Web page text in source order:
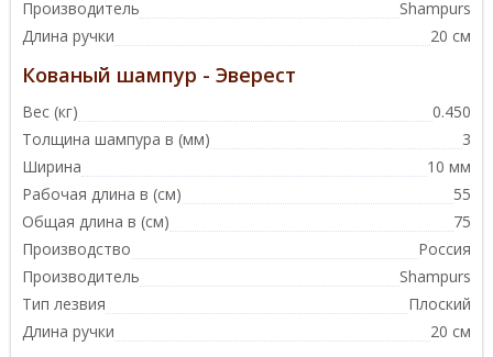
Производитель
Shampurs
Длина ручки
20 см
Кованый шампур - Эверест
Вес (кг)
0.450
Толщина шампура в (мм)
3
Ширина
10 мм
Рабочая длина в (см)
55
Общая длина в (см)
75
Производство
Россия
Производитель
Shampurs
Тип лезвия
Плоский
Длина ручки
20 см